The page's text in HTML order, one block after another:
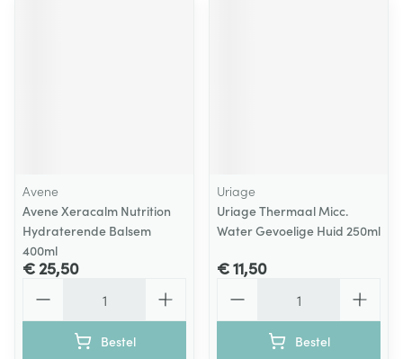
Avene
Avene Xeracalm Nutrition
Hydraterende Balsem
400ml
€ 25,50
Bestel
Uriage
Uriage Thermaal Micc.
Water Gevoelige Huid 250ml
€ 11,50
Bestel